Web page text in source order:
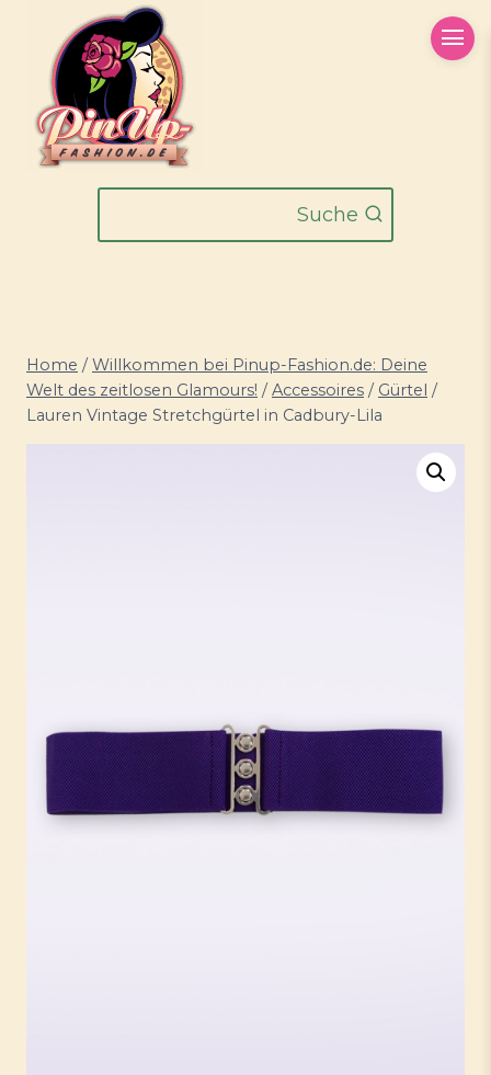
springen
Suche
Home / Willkommen bei Pinup-Fashion.de: Deine
Welt des zeitlosen Glamours! / Accessoires / Gürtel /
Lauren Vintage Stretchgürtel in Cadbury-Lila